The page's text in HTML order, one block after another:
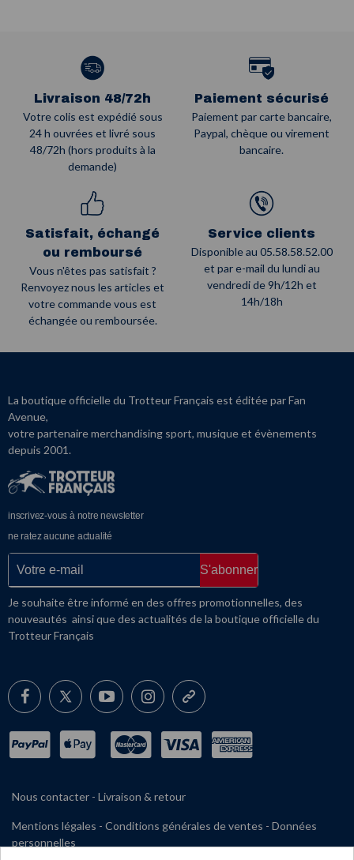
Livraison 48/72h
Votre colis est expédié sous
24 h ouvrées et livré sous
48/72h (hors produits à la
demande)
Paiement sécurisé
Paiement par carte bancaire,
Paypal, chèque ou virement
bancaire.
Satisfait, échangé
ou remboursé
Vous n'êtes pas satisfait ?
Renvoyez nous les articles et
votre commande vous est
échangée ou remboursée.
Service clients
Disponible au 05.58.58.52.00
et par e-mail du lundi au
vendredi de 9h/12h et
14h/18h
La boutique officielle du Trotteur Français est éditée par Fan
Avenue,
votre partenaire merchandising sport, musique et évènements
depuis 2001.
inscrivez-vous à notre newsletter
ne ratez aucune actualité
S'abonner
Je souhaite être informé en des offres promotionnelles, des
nouveautés ainsi que des actualités de la boutique officielle du
Trotteur Français
Nous contacter - Livraison & retour
Mentions légales - Conditions générales de ventes - Données
personnelles